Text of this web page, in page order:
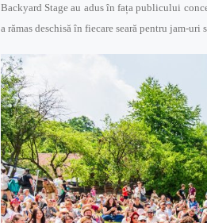
Backyard Stage au adus în fața publicului
a rămas deschisă în fiecare seară pentru jam-